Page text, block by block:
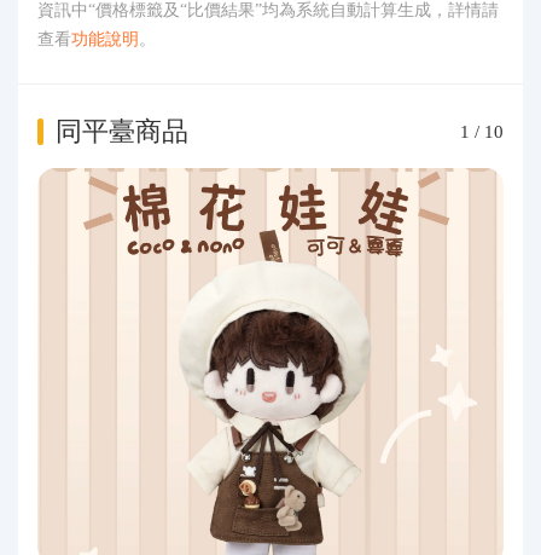
資訊中“價格標籤及“比價結果”均為系統自動計算生成，詳情請
查看功能說明 。
同平臺商品 1 / 10